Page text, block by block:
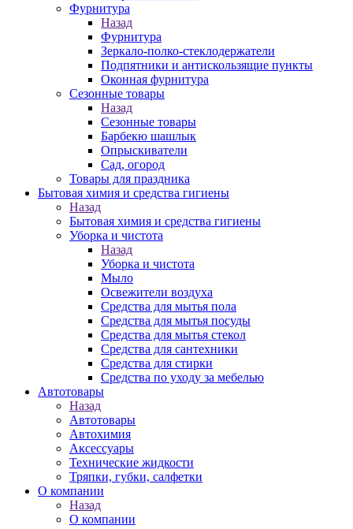
Фурнитура
Назад
Фурнитура
Зеркало-полко-стеклодержатели
Подпятники и антискользящие пункты
Оконная фурнитура
Сезонные товары
Назад
Сезонные товары
Барбекю шашлык
Опрыскиватели
Сад, огород
Товары для праздника
Бытовая химия и средства гигиены
Назад
Бытовая химия и средства гигиены
Уборка и чистота
Назад
Уборка и чистота
Мыло
Освежители воздуха
Средства для мытья пола
Средства для мытья посуды
Средства для мытья стекол
Средства для сантехники
Средства для стирки
Средства по уходу за мебелью
Автотовары
Назад
Автотовары
Автохимия
Аксессуары
Технические жидкости
Тряпки, губки, салфетки
О компании
Назад
О компании